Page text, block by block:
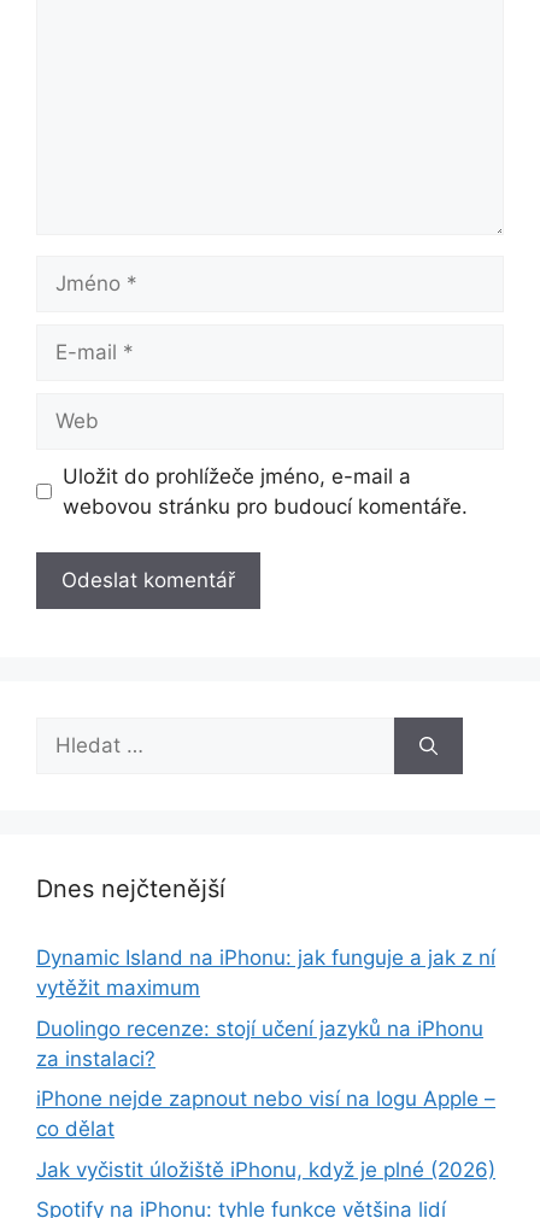
Jméno
mail
Uložit do prohlížeče jméno, e-mail a
webovou stránku pro budoucí komentáře.
Hledat:
Dnes nejčtenější
Dynamic Island na iPhonu: jak funguje a jak z ní
vytěžit maximum
Duolingo recenze: stojí učení jazyků na iPhonu
za instalaci?
iPhone nejde zapnout nebo visí na logu Apple –
co dělat
Jak vyčistit úložiště iPhonu, když je plné (2026)
Spotify na iPhonu: tyhle funkce většina lidí